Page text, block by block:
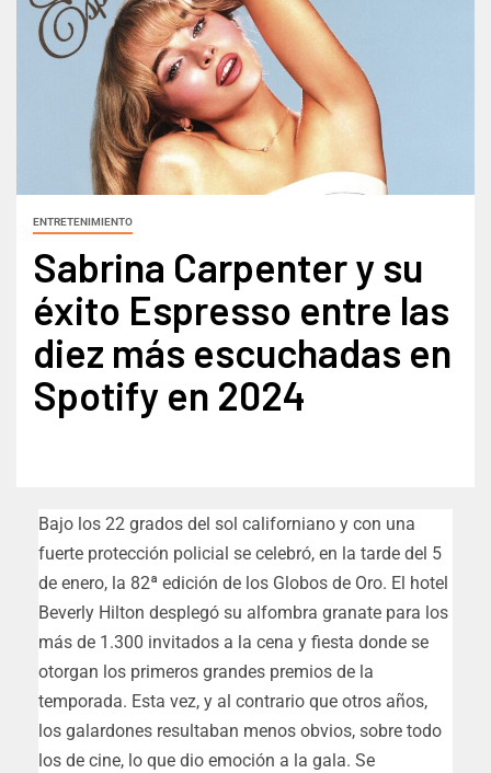
ENTRETENIMIENTO
Sabrina Carpenter y su
éxito Espresso entre las
diez más escuchadas en
Spotify en 2024
Bajo los 22 grados del sol californiano y con una
fuerte protección policial se celebró, en la tarde del 5
de enero, la 82ª edición de los Globos de Oro. El hotel
Beverly Hilton desplegó su alfombra granate para los
más de 1.300 invitados a la cena y fiesta donde se
otorgan los primeros grandes premios de la
temporada. Esta vez, y al contrario que otros años,
los galardones resultaban menos obvios, sobre todo
los de cine, lo que dio emoción a la gala. Se